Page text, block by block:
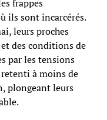
frappes
ils sont incarcérés.
leurs proches
des conditions de
par les tensions
à moins de
plongeant leurs